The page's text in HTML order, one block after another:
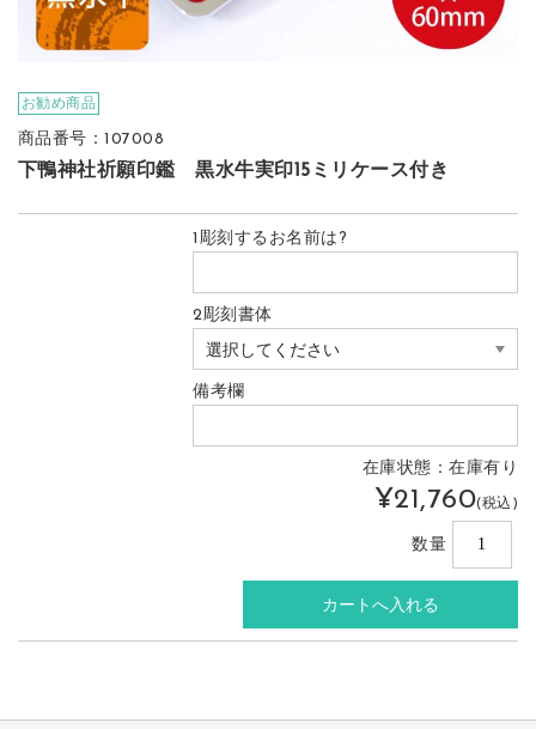
お勧め商品
商品番号：107008
下鴨神社祈願印鑑 黒水牛実印15ミリケース付き
1彫刻するお名前は?
2彫刻書体
備考欄
在庫状態：在庫有り
¥21,760(税込)
数量